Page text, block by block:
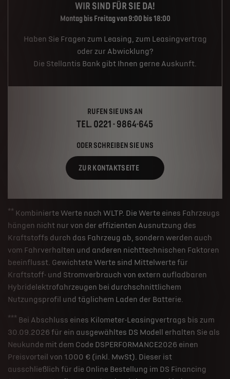
WIR SIND FÜR SIE DA!
Montag bis Freitag von 9:00 bis 18:00
Haben Sie Fragen zum Leasing, zum Leasingvertrag
oder zur Abwicklung?
Die Stellantis Bank gibt Ihnen gerne Auskunft.
RUFEN SIE UNS AN
TEL. 0221 - 9864-645
ODER SCHREIBEN SIE UNS
ZUR KONTAKTSEITE
** Kombinierte Werte nach WLTP. Die Werte eines Fahrzeugs
hängen nicht nur von der effizienten Ausnutzung des
Kraftstoffs durch das Fahrzeug ab, sondern werden auch
vom Fahrverhalten und anderen nichttechnischen Faktoren
beeinflusst. Gewichtete Werte sind Mittelwerte für
Kraftstoff- und Stromverbrauch von extern aufladbaren
Hybridelektrofahrzeugen bei durchschnittlichem
Nutzungsprofil und täglichem Laden der Batterie.
*** Bei Abschluss eines Kilometer-Leasingvertrags bis zum
30.09.2026 für ein ausgewähltes DS Modell erhalten Sie als
Neukunde mit dem Code DSPERFORMANCE2026 einen
Preisvorteil von 1.000 € (inkl. MwSt). Dieser ist
ausschließlich für die Online Bestellung im DS Financing